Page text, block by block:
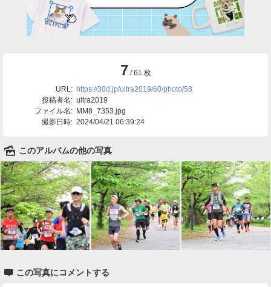
7 / 61 枚
URL: https://30d.jp/ultra2019/60/photo/58
投稿者名: ultra2019
ファイル名: MM8_7353.jpg
撮影日時: 2024/04/21 06:39:24
🌄 このアルバムの他の写真
 この写真にコメントする